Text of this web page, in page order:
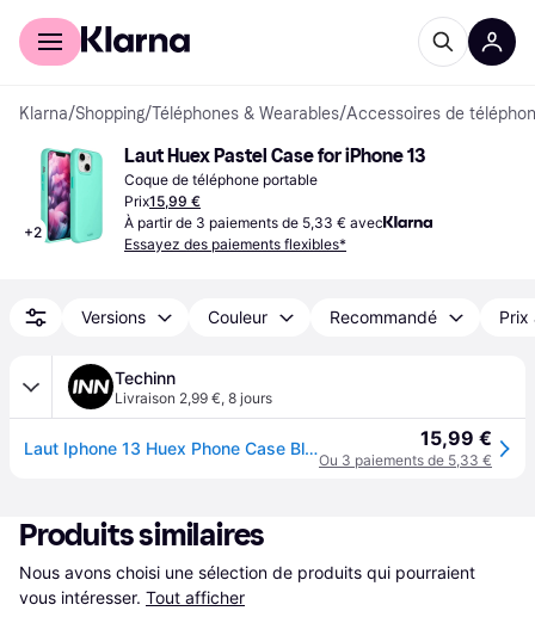
Acheter avec Klarna
Klarna/Shopping/Téléphones & Wearables/Accessoires de
+2
Laut Huex Pastel Case for iPhone 13
Coque de téléphone portable
Prix15,99 €
À partir de 3 paiements de 5,33 € avec
Essayez des paiements flexibles*
Versions Couleur Recommandé Prix
Techinn
Livraison 2,99 €, 8 jours
Laut Iphone 13 Huex Phone Case Bleu 15,99 €
Ou 3 paiements de 5,33 €
Produits similaires
Nous avons choisi une sélection de produits qui pourraient
vous intéresser. Tout afficher